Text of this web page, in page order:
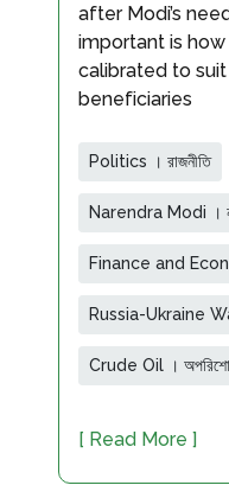
after Modi’s
important is
calibrated to
beneficiaries
Politics । রাজনীতি
Narendra Modi ।
Finance and
Russia-Ukraine
Crude Oil ।
[ Read More ]